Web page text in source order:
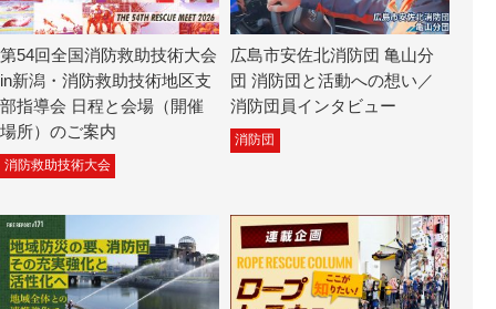
第54回全国消防救助技術大会
in新潟・消防救助技術地区支
部指導会 日程と会場（開催
場所）のご案内
消防救助技術大会
広島市安佐北消防団 亀山分
団 消防団と活動への想い／
消防団員インタビュー
消防団